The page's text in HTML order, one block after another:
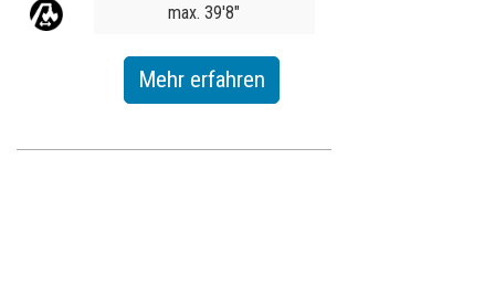
max. 39'8"
Mehr erfahren